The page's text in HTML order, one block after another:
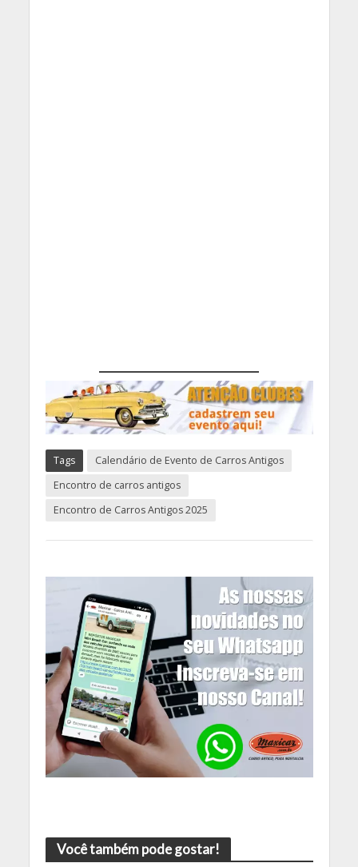
Tags
Calendário de Evento de Carros Antigos
Encontro de carros antigos
Encontro de Carros Antigos 2025
Você também pode gostar!